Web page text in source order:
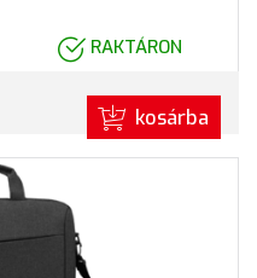
RAKTÁRON
kosárba